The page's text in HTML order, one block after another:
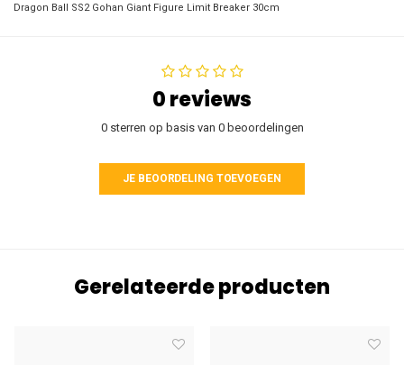
Dragon Ball SS2 Gohan Giant Figure Limit Breaker 30cm
0 reviews
0 sterren op basis van 0 beoordelingen
JE BEOORDELING TOEVOEGEN
Gerelateerde producten